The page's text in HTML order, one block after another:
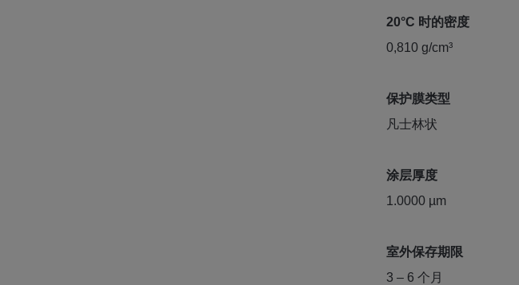
20°C 时的密度
0,810 g/cm³
保护膜类型
凡士林状
涂层厚度
1.0000 µm
室外保存期限
3 – 6 个月